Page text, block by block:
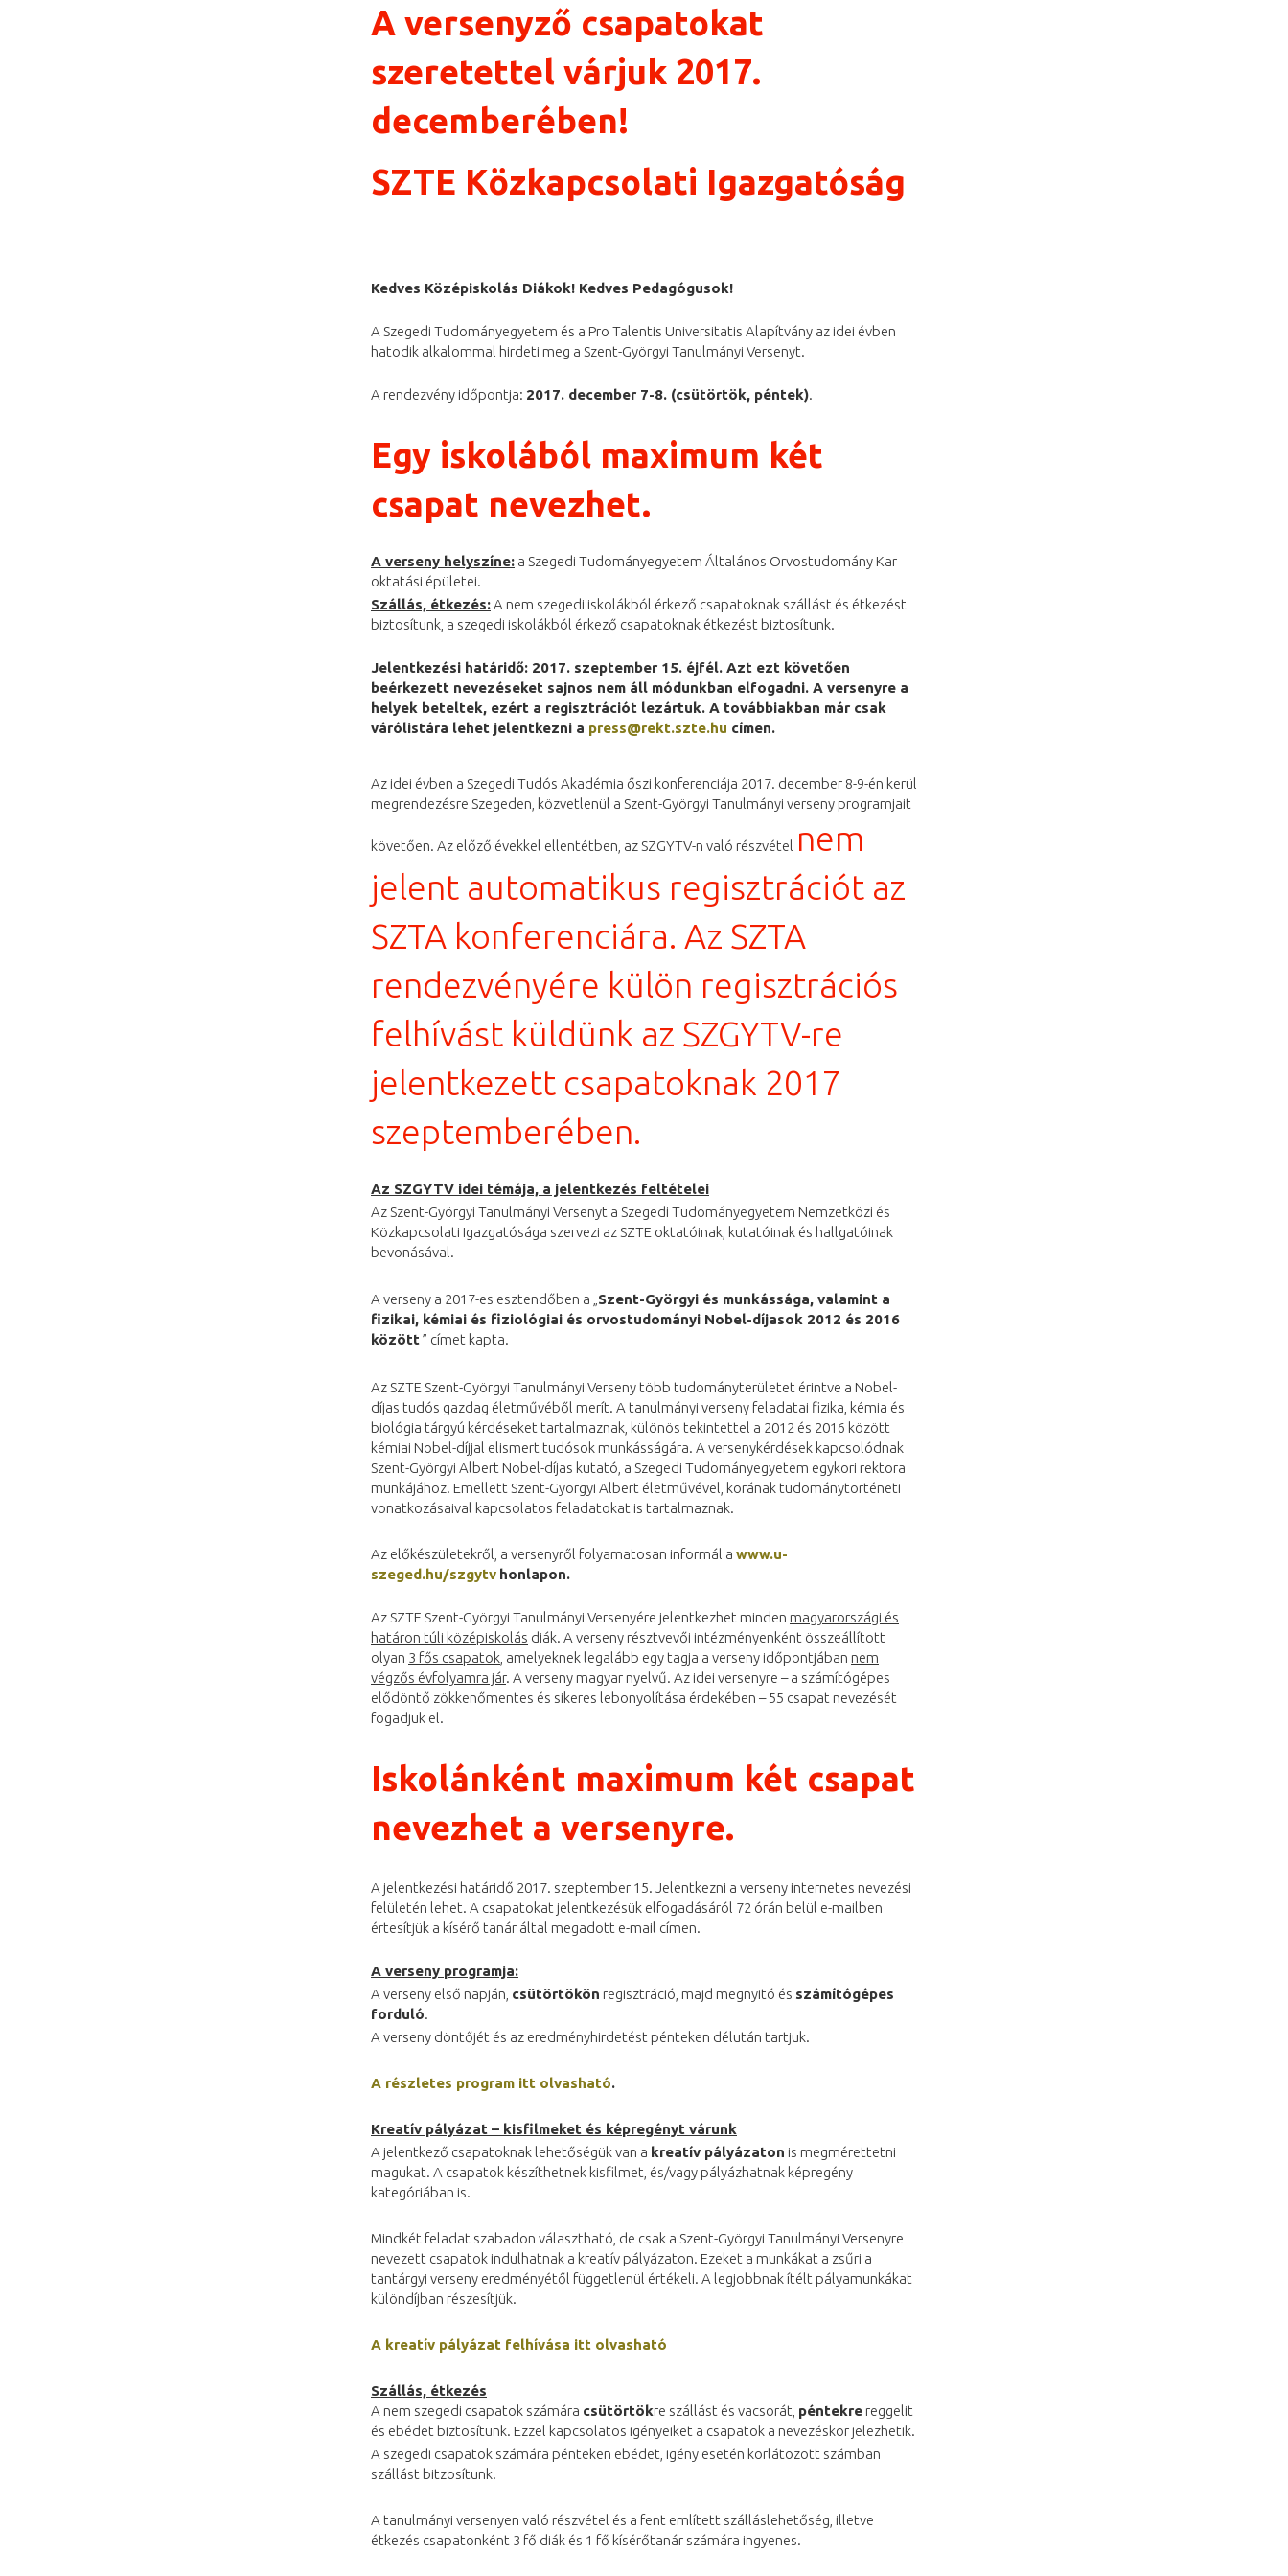
A versenyző csapatokat
szeretettel várjuk 2017.
decemberében!
SZTE Közkapcsolati Igazgatóság
Kedves Középiskolás Diákok! Kedves Pedagógusok!
A Szegedi Tudományegyetem és a Pro Talentis Universitatis Alapítvány az idei évben
hatodik alkalommal hirdeti meg a Szent-Györgyi Tanulmányi Versenyt.
A rendezvény időpontja: 2017. december 7-8. (csütörtök, péntek).
Egy iskolából maximum két
csapat nevezhet.
A verseny helyszíne: a Szegedi Tudományegyetem Általános Orvostudomány Kar
oktatási épületei.
Szállás, étkezés:A nem szegedi iskolákból érkező csapatoknak szállást és étkezést
biztosítunk, a szegedi iskolákból érkező csapatoknak étkezést biztosítunk.
Jelentkezési határidő: 2017. szeptember 15. éjfél. Azt ezt követően
beérkezett nevezéseket sajnos nem áll módunkban elfogadni. A versenyre a
helyek beteltek, ezért a regisztrációt lezártuk. A továbbiakban már csak
várólistára lehet jelentkezni a press@rekt.szte.hu címen.
Az idei évben a Szegedi Tudós Akadémia őszi konferenciája 2017. december 8-9-én kerül
megrendezésre Szegeden, közvetlenül a Szent-Györgyi Tanulmányi verseny programjait
követően. Az előző évekkel ellentétben, az SZGYTV-n való részvétel nem
jelent automatikus regisztrációt az
SZTA konferenciára. Az SZTA
rendezvényére külön regisztrációs
felhívást küldünk az SZGYTV-re
jelentkezett csapatoknak 2017
szeptemberében.
Az SZGYTV idei témája, a jelentkezés feltételei
Az Szent-Györgyi Tanulmányi Versenyt a Szegedi Tudományegyetem Nemzetközi és
Közkapcsolati Igazgatósága szervezi az SZTE oktatóinak, kutatóinak és hallgatóinak
bevonásával.
A verseny a 2017-es esztendőben a „ Szent-Györgyi és munkássága, valamint a
fizikai, kémiai és fiziológiai és orvostudományi Nobel-díjasok 2012 és 2016
között” címet kapta.
Az SZTE Szent-Györgyi Tanulmányi Verseny több tudományterületet érintve a Nobel-
díjas tudós gazdag életművéből merít. A tanulmányi verseny feladatai fizika, kémia és
biológia tárgyú kérdéseket tartalmaznak, különös tekintettel a 2012 és 2016 között
kémiai Nobel-díjjal elismert tudósok munkásságára. A versenykérdések kapcsolódnak
Szent-Györgyi Albert Nobel-díjas kutató, a Szegedi Tudományegyetem egykori rektora
munkájához. Emellett Szent-Györgyi Albert életművével, korának tudománytörténeti
vonatkozásaival kapcsolatos feladatokat is tartalmaznak.
Az előkészületekről, a versenyről folyamatosan informál a www.u-
szeged.hu/szgytv honlapon.
Az SZTE Szent-Györgyi Tanulmányi Versenyére jelentkezhet minden magyarországi és
határon túli középiskolás diák. A verseny résztvevői intézményenként összeállított
olyan 3 fős csapatok , amelyeknek legalább egy tagja a verseny időpontjában nem
végzős évfolyamra jár. A verseny magyar nyelvű. Az idei versenyre – a számítógépes
elődöntő zökkenőmentes és sikeres lebonyolítása érdekében – 55 csapat nevezését
fogadjuk el.
Iskolánként maximum két csapat
nevezhet a versenyre.
A jelentkezési határidő 2017. szeptember 15. Jelentkezni a verseny internetes nevezési
felületén lehet. A csapatokat jelentkezésük elfogadásáról 72 órán belül e-mailben
értesítjük a kísérő tanár által megadott e-mail címen.
A verseny programja:
A verseny első napján, csütörtökön regisztráció, majd megnyitó és számítógépes
forduló.
A verseny döntőjét és az eredményhirdetést pénteken délután tartjuk.
A részletes program itt olvasható.
Kreatív pályázat – kisfilmeket és képregényt várunk
A jelentkező csapatoknak lehetőségük van a kreatív pályázaton is megmérettetni
magukat. A csapatok készíthetnek kisfilmet, és/vagy pályázhatnak képregény
kategóriában is.
Mindkét feladat szabadon választható, de csak a Szent-Györgyi Tanulmányi Versenyre
nevezett csapatok indulhatnak a kreatív pályázaton. Ezeket a munkákat a zsűri a
tantárgyi verseny eredményétől függetlenül értékeli. A legjobbnak ítélt pályamunkákat
különdíjban részesítjük.
A kreatív pályázat felhívása itt olvasható
Szállás, étkezés
A nem szegedi csapatok számára csütörtökre szállást és vacsorát, péntekre reggelit
és ebédet biztosítunk. Ezzel kapcsolatos igényeiket a csapatok a nevezéskor jelezhetik.
A szegedi csapatok számára pénteken ebédet, igény esetén korlátozott számban
szállást bitzosítunk.
A tanulmányi versenyen való részvétel és a fent említett szálláslehetőség, illetve
étkezés csapatonként 3 fő diák és 1 fő kísérőtanár számára ingyenes.